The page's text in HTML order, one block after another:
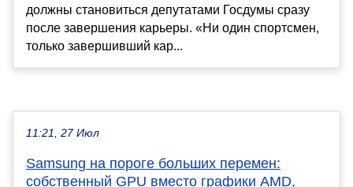
должны становиться депутатами Госдумы сразу
после завершения карьеры. «Ни один спортсмен,
только завершивший кар...
11:21, 27 Июл
Samsung на пороге больших перемен:
собственный GPU вместо графики AMD,